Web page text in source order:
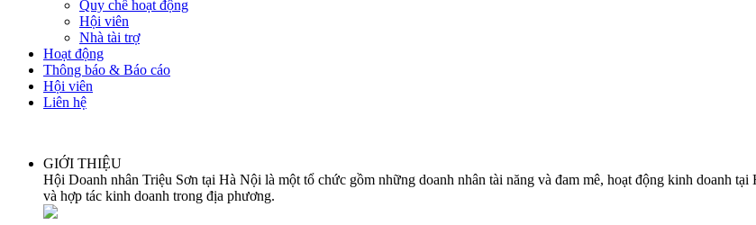
Quy chế hoạt động
Hội viên
Nhà tài trợ
Hoạt động
Thông báo & Báo cáo
Hội viên
Liên hệ
GIỚI THIỆU
Hội Doanh nhân Triệu Sơn tại Hà Nội là một tổ chức gồm những doanh nhân tài năng và đam mê, hoạt động kinh doanh
và hợp tác kinh doanh trong địa phương.